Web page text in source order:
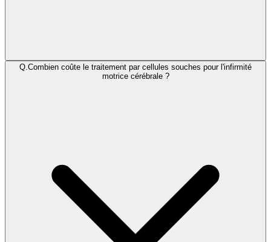
Q. Combien coûte le traitement par cellules souches pour l'infirmité
motrice cérébrale ?